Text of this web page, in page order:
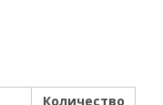
Количество